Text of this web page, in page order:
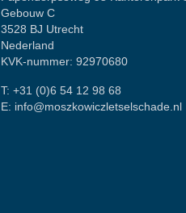
Gebouw C
3528 BJ Utrecht
Nederland
KVK-nummer: 92970680
T: +31 (0)6 54 12 98 68
E: info@moszkowiczletselschade.nl